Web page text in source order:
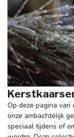
Op deze pagina van
onze ambachtelijk
speciaal tijdens of